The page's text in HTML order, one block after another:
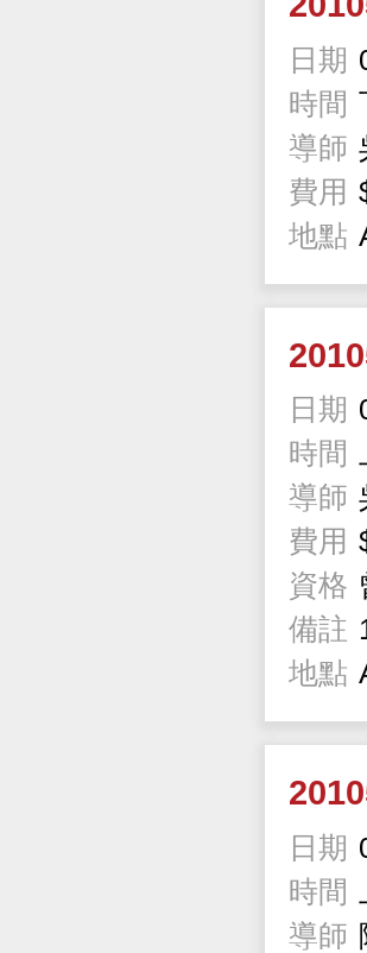
日期
時間
導師
費用
地點
日期
時間
導師
費用
資格
備註
地點
日期
時間
導師